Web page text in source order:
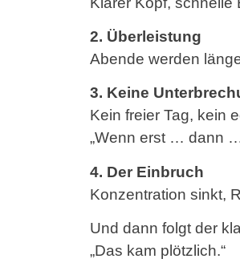
2. Überleistung
Abende werden
3. Keine
Kein freier Tag, kein
„Wenn erst … dann
4. Der Einbruch
Konzentration sinkt,
Und dann folgt der
„Das kam plötzlich.“